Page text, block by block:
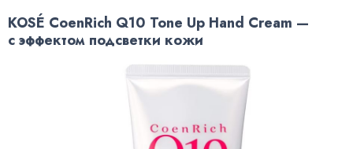
KOSÉ CoenRich Q10 Tone Up Hand Cream —
с эффектом подсветки кожи